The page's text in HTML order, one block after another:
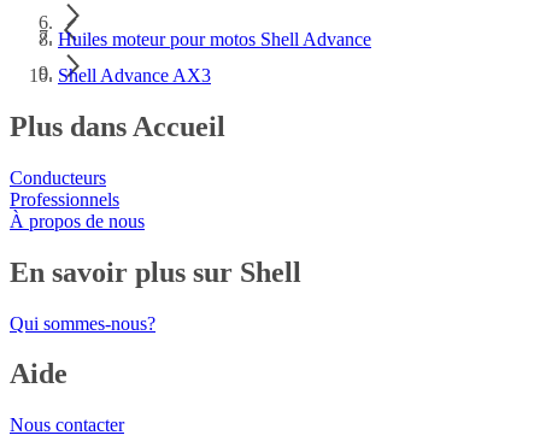
Huiles moteur pour motos Shell Advance
Shell Advance AX3
Plus dans Accueil
Conducteurs
Professionnels
À propos de nous
En savoir plus sur Shell
Qui sommes-nous?
Aide
Nous contacter